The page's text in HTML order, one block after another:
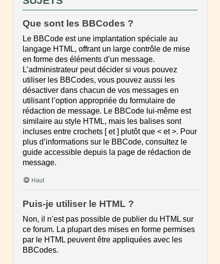
Que sont les BBCodes ?
Le BBCode est une implantation spéciale au
langage HTML, offrant un large contrôle de mise
en forme des éléments d’un message.
L’administrateur peut décider si vous pouvez
utiliser les BBCodes, vous pouvez aussi les
désactiver dans chacun de vos messages en
utilisant l’option appropriée du formulaire de
rédaction de message. Le BBCode lui-même est
similaire au style HTML, mais les balises sont
incluses entre crochets [ et ] plutôt que < et >. Pour
plus d’informations sur le BBCode, consultez le
guide accessible depuis la page de rédaction de
message.
Haut
Puis-je utiliser le HTML ?
Non, il n’est pas possible de publier du HTML sur
ce forum. La plupart des mises en forme permises
par le HTML peuvent être appliquées avec les
BBCodes.